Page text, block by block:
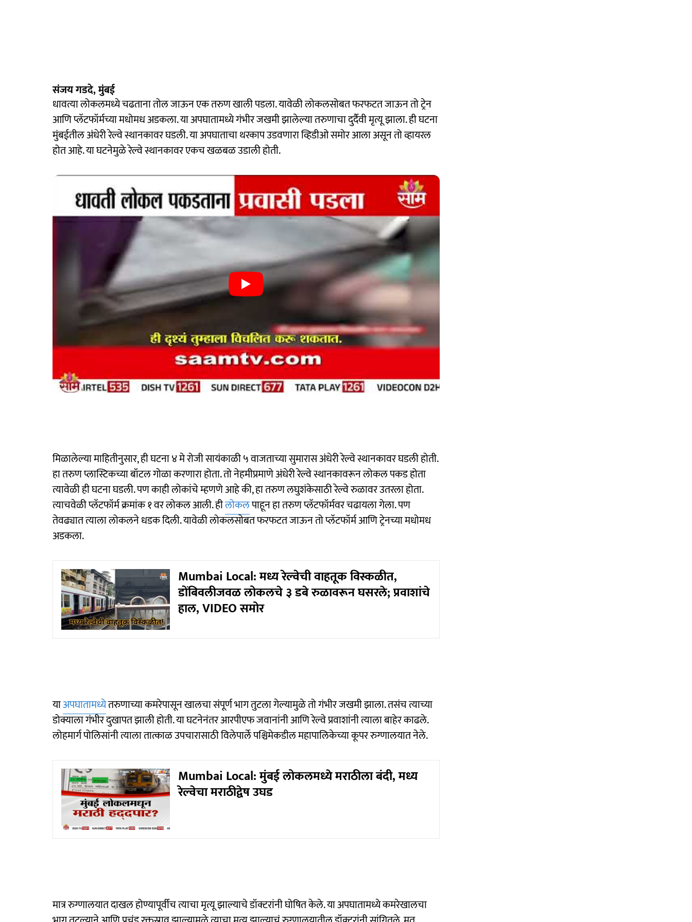
संजय गडदे, मुंबई
धावत्या लोकलमध्ये चढताना तोल जाऊन एक तरुण खाली पडला. यावेळी लोकलसोबत फरफटत जाऊन तो ट्रेन
आणि प्लॅटफॉर्मच्या मधोमध अडकला. या अपघातामध्ये गंभीर जखमी झालेल्या तरुणाचा दुर्दैवी मृत्यू झाला. ही घटना
मुंबईतील अंधेरी रेल्वे स्थानकावर घडली. या अपघाताचा थरकाप उडवणारा व्हिडीओ समोर आला असून तो व्हायरल
होत आहे. या घटनेमुळे रेल्वे स्थानकावर एकच खळबळ उडाली होती.
मिळालेल्या माहितीनुसार, ही घटना ४ मे रोजी सायंकाळी ५ वाजताच्या सुमारास अंधेरी रेल्वे स्थानकावर घडली होती.
हा तरुण प्लास्टिकच्या बॉटल गोळा करणारा होता. तो नेहमीप्रमाणे अंधेरी रेल्वे स्थानकावरून लोकल पकड होता
त्यावेळी ही घटना घडली. पण काही लोकांचे म्हणणे आहे की, हा तरुण लघुशंकेसाठी रेल्वे रुळावर उतरला होता.
त्याचवेळी प्लॅटफॉर्म क्रमांक १ वर लोकल आली. हीलोकलपाहून हा तरुण प्लॅटफॉर्मवर चढायला गेला. पण
तेवढ्यात त्याला लोकलने धडक दिली. यावेळी लोकलसोबत फरफटत जाऊन तो प्लॅटफॉर्म आणि ट्रेनच्या मधोमध
अडकला.
Mumbai Local: मध्य रेल्वेची वाहतूक विस्कळीत,
डोंबिवलीजवळ लोकलचे ३ डबे रुळावरून घसरले; प्रवाशांचे
हाल, VIDEO समोर
याअपघातामध्येतरुणाच्या कमरेपासून खालचा संपूर्ण भाग तुटला गेल्यामुळे तो गंभीर जखमी झाला. तसंच त्याच्या
डोक्याला गंभीर दुखापत झाली होती. या घटनेनंतर आरपीएफ जवानांनी आणि रेल्वे प्रवाशांनी त्याला बाहेर काढले.
लोहमार्ग पोलिसांनी त्याला तात्काळ उपचारासाठी विलेपार्ले पश्चिमेकडील महापालिकेच्या कूपर रुग्णालयात नेले.
Mumbai Local: मुंबई लोकलमध्ये मराठीला बंदी, मध्य
रेल्वेचा मराठीद्वेष उघड
मात्र रुग्णालयात दाखल होण्यापूर्वीच त्याचा मृत्यू झाल्याचे डॉक्टरांनी घोषित केले. या अपघातामध्ये कमरेखालचा